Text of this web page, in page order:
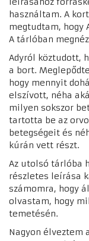
használtam. A
megtudtam, hogy
A tárlóban
Adyról köztudott,
a bort.
hogy mennyit
elszívott, néha
milyen sokszor
tartotta be az
betegségeit és
kúrán vett részt.
Az utolsó tárlóba
részletes leírása
számomra, hogy
olvastam, hogy
temetésén.
Nagyon élveztem